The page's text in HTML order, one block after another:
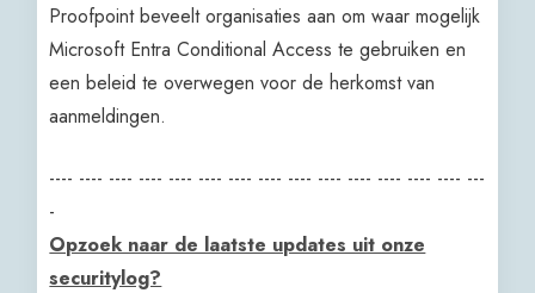
Proofpoint beveelt organisaties aan om waar mogelijk
Microsoft Entra Conditional Access te gebruiken en
een beleid te overwegen voor de herkomst van
aanmeldingen.
---- ---- ---- ---- ---- ---- ---- ---- ---- ---- ---- ---- ---- ---- ---
-
Opzoek naar de laatste updates uit onze
securitylog?